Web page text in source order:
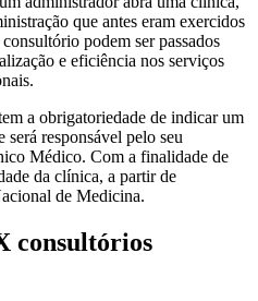
que antes eram exercidos
podem ser passados
e eficiência nos serviços
a obrigatoriedade de indicar um
será responsável pelo seu
Médico. Com a finalidade de
da clínica, a partir de
de Medicina.
consultórios